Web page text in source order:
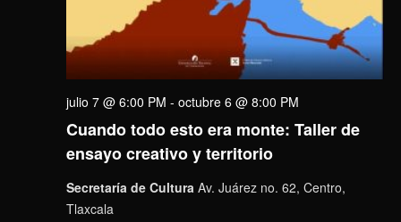
Cuando todo esto era monte: Taller de
ensayo creativo y territorio
julio 7 @ 6:00 PM - octubre 6 @ 8:00 PM
Secretaría de Cultura Av. Juárez no. 62, Centro,
Tlaxcala